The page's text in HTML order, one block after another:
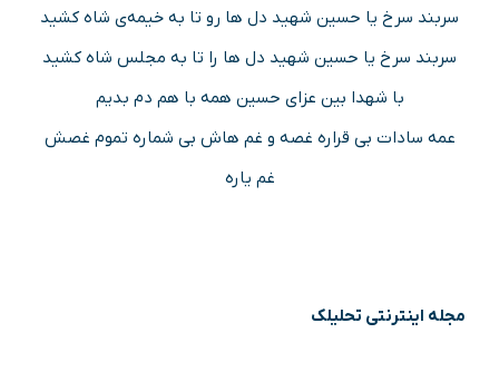
سربند سرخ یا حسین شهید دل ها رو تا به خیمه‌ی شاه کشید
سربند سرخ یا حسین شهید دل ها را تا به مجلس شاه کشید
با شهدا بین عزای حسین همه با هم دم بدیم
عمه سادات بی قراره غصه و غم هاش بی شماره تموم غصش
غم یاره
مجله اینترنتی تحلیلک